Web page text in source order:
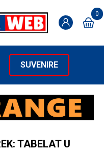
0
SUVENIRE
TABELAT U